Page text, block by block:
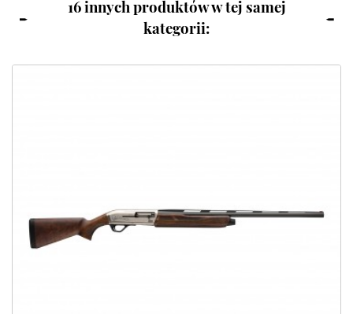
16 innych produktów w tej samej
kategorii: